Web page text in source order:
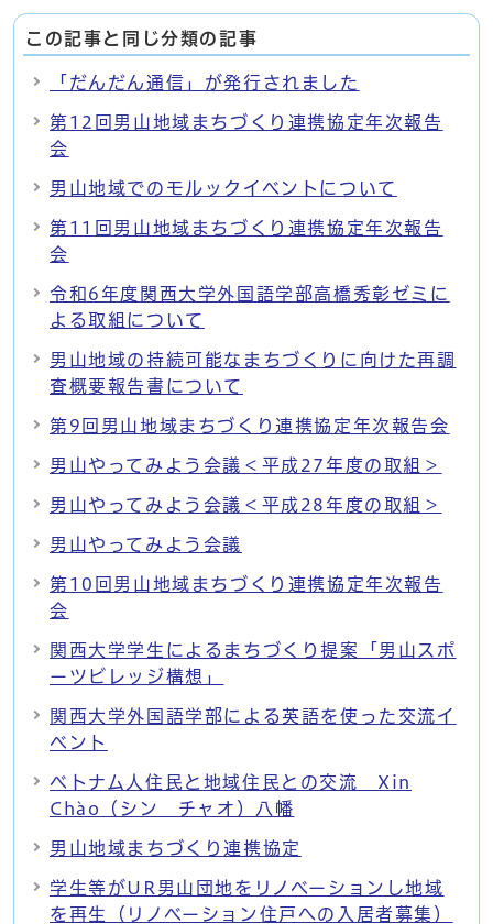
この記事と同じ分類の記事
「だんだん通信」が発行されました
第12回男山地域まちづくり連携協定年次報告
会
男山地域でのモルックイベントについて
第11回男山地域まちづくり連携協定年次報告
会
令和6年度関西大学外国語学部高橋秀彰ゼミに
よる取組について
男山地域の持続可能なまちづくりに向けた再調
査概要報告書について
第9回男山地域まちづくり連携協定年次報告会
男山やってみよう会議＜平成27年度の取組＞
男山やってみよう会議＜平成28年度の取組＞
男山やってみよう会議
第10回男山地域まちづくり連携協定年次報告
会
関西大学学生によるまちづくり提案「男山スポ
ーツビレッジ構想」
関西大学外国語学部による英語を使った交流イ
ベント
ベトナム人住民と地域住民との交流 Xin
Chào（シン チャオ）八幡
男山地域まちづくり連携協定
学生等がUR男山団地をリノベーションし地域
を再生（リノベーション住戸への入居者募集）